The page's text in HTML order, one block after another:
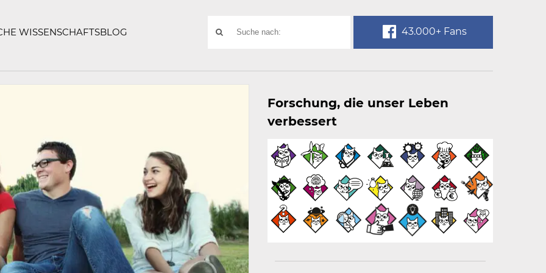
WISSENSCHAFTSBLOG
SUCHE
43.000+ Fans
Forschung, die unser Leben
verbessert